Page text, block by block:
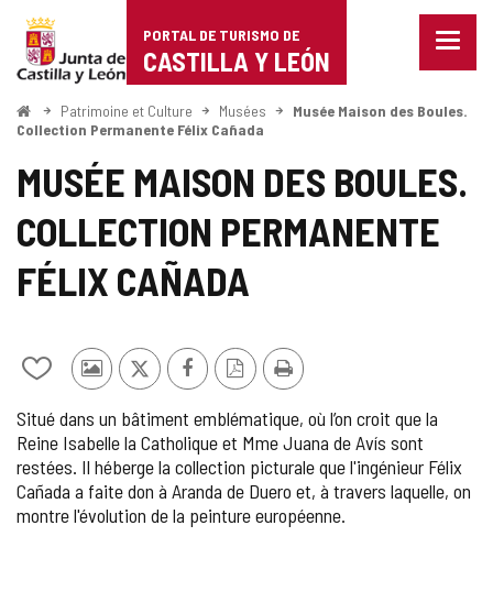
Portal
de
Turismo
de
Castilla
León
PORTAL DE TURISMO DE
CASTILLA Y LEÓN
Menu
les
<
Accueil
Patrimoine et Culture Musées
Musée Maison des Boules.
Collection Permanente Félix Cañada
MUSÉE MAISON DES BOULES.
COLLECTION PERMANENTE
FÉLIX CAÑADA
Ajouter/retirer
contenu
de
cahiers
Photos
touristes
X FacebookVersionImprimer
Situé dans un bâtiment emblématique, où l’on croit que la
Reine Isabelle la Catholique et Mme Juana de Avís sont
restées. Il héberge la collection picturale que l'ingénieur Félix
Cañada a faite don à Aranda de Duero et, à travers laquelle, on
montre l'évolution de la peinture européenne.